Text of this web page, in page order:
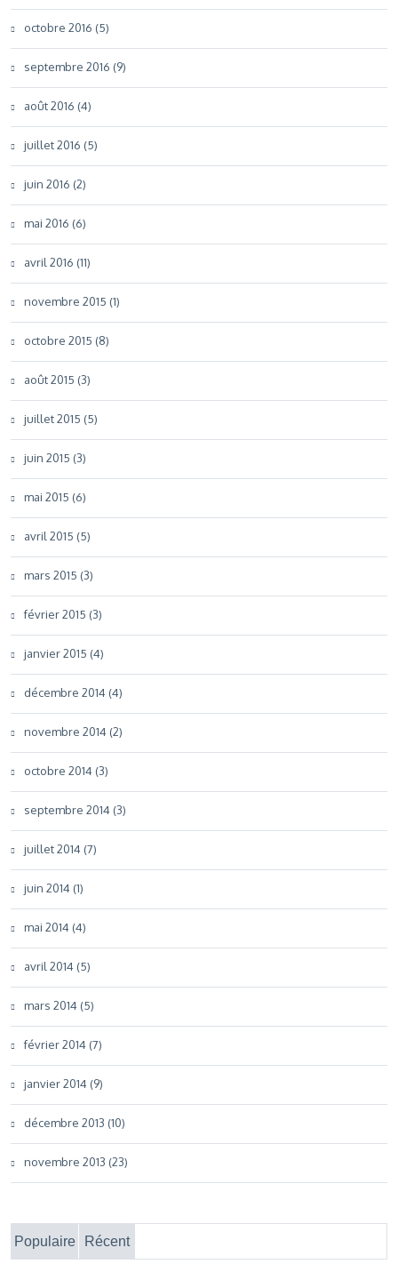
octobre 2016 (5)
septembre 2016 (9)
août 2016 (4)
juillet 2016 (5)
juin 2016 (2)
mai 2016 (6)
avril 2016 (11)
novembre 2015 (1)
octobre 2015 (8)
août 2015 (3)
juillet 2015 (5)
juin 2015 (3)
mai 2015 (6)
avril 2015 (5)
mars 2015 (3)
février 2015 (3)
janvier 2015 (4)
décembre 2014 (4)
novembre 2014 (2)
octobre 2014 (3)
septembre 2014 (3)
juillet 2014 (7)
juin 2014 (1)
mai 2014 (4)
avril 2014 (5)
mars 2014 (5)
février 2014 (7)
janvier 2014 (9)
décembre 2013 (10)
novembre 2013 (23)
Populaire Récent